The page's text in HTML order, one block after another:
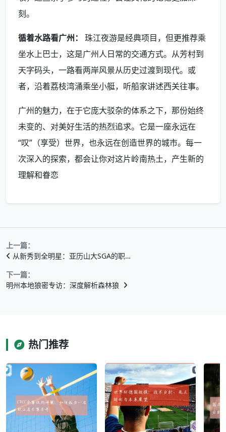
刻。
循着水路看广州：
珠江夜游是经典项目，但更推荐乘
坐水上巴士，这是广州人日常的交通方式。从芳村到
天字码头，一路看两岸风景从历史过渡到现代。或
者，沿着荔枝湾涌乘坐小艇，听船家讲述西关往事。
广州的魅力，在于它庞大驳杂的体系之下，那份始终
未变的、对美好生活的热烈追求。它是一座永远在
“叹”（享受）世界，也永远在创造世界的城市。每一
次深入的探索，都会让你对这片岭南热土，产生新的
理解和眷恋
上一篇：
从新秀到全明星：亚历山大SGA的职…
下一篇：
明州本地狼密专访：深度解析森林狼
热门推荐